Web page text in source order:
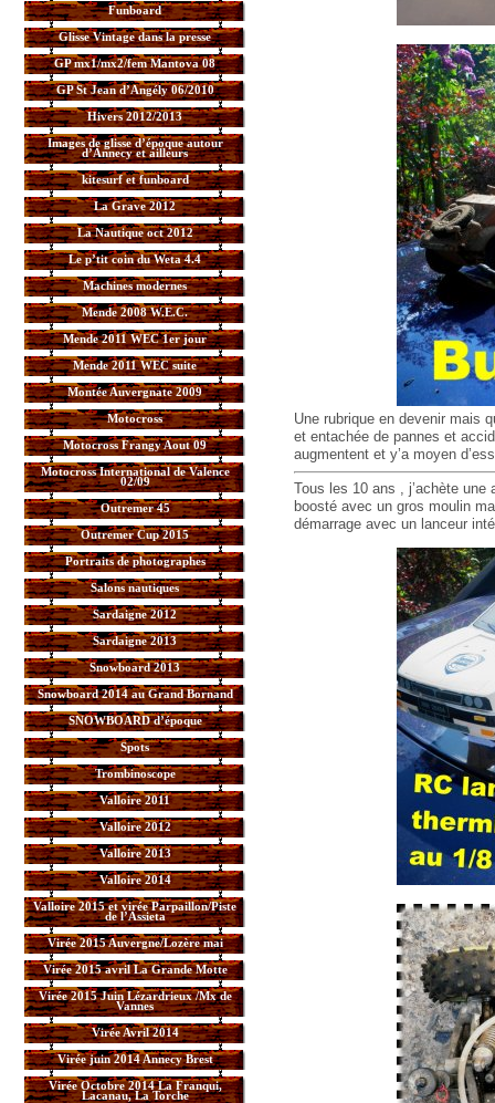
Funboard
Glisse Vintage dans la presse
GP mx1/mx2/fem Mantova 08
GP St Jean d’Angély 06/2010
Hivers 2012/2013
Images de glisse d’époque autour
d’Annecy et ailleurs
kitesurf et funboard
La Grave 2012
La Nautique oct 2012
Le p’tit coin du Weta 4.4
Machines modernes
Mende 2008 W.E.C.
Mende 2011 WEC 1er jour
Mende 2011 WEC suite
Montée Auvergnate 2009
Motocross
Motocross Frangy Aout 09
Motocross International de Valence
02/09
Outremer 45
Outremer Cup 2015
Portraits de photographes
Salons nautiques
Sardaigne 2012
Sardaigne 2013
Snowboard 2013
Snowboard 2014 au Grand Bornand
SNOWBOARD d’époque
Spots
Trombinoscope
Valloire 2011
Valloire 2012
Valloire 2013
Valloire 2014
Valloire 2015 et virée Parpaillon/Piste
de l’Assieta
Virée 2015 Auvergne/Lozère mai
Virée 2015 avril La Grande Motte
Virée 2015 Juin Lézardrieux /Mx de
Vannes
Virée Avril 2014
Virée juin 2014 Annecy Brest
Virée Octobre 2014 La Franqui,
Lacanau, La Torche
Une rubrique en devenir mais
et entachée de pannes et
augmentent et y’a moyen
Tous les 10 ans , j’achète
boosté avec un gros moulin
démarrage avec un lanceur